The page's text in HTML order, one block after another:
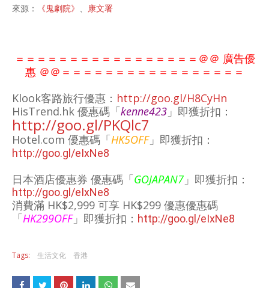
來源： 《鬼劇院》 、 康文署
＝＝＝＝＝＝＝＝＝＝＝＝＝＝＝＝＝＠＠ 廣告優
惠 ＠＠ ＝＝＝＝＝＝＝＝＝＝＝ ＝＝＝＝ ＝＝
Klook客路旅行優惠： http://goo.gl/H8CyHn
HisTrend.hk 優惠碼「kenne423 」即獲折扣：
http://goo.gl/PKQlc7
Hotel.com 優惠碼「HK5OFF」即獲折扣：
http://goo.gl/eIxNe8
日本酒店優惠券 優惠碼「GOJAPAN7 」 即獲折扣：
http://goo.gl/eIxNe8
消費滿 HK$2,999 可享 HK$299 優惠優惠碼
「HK299OFF」即獲折扣： http://goo.gl/eIxNe8
Tags: 生活文化 香港